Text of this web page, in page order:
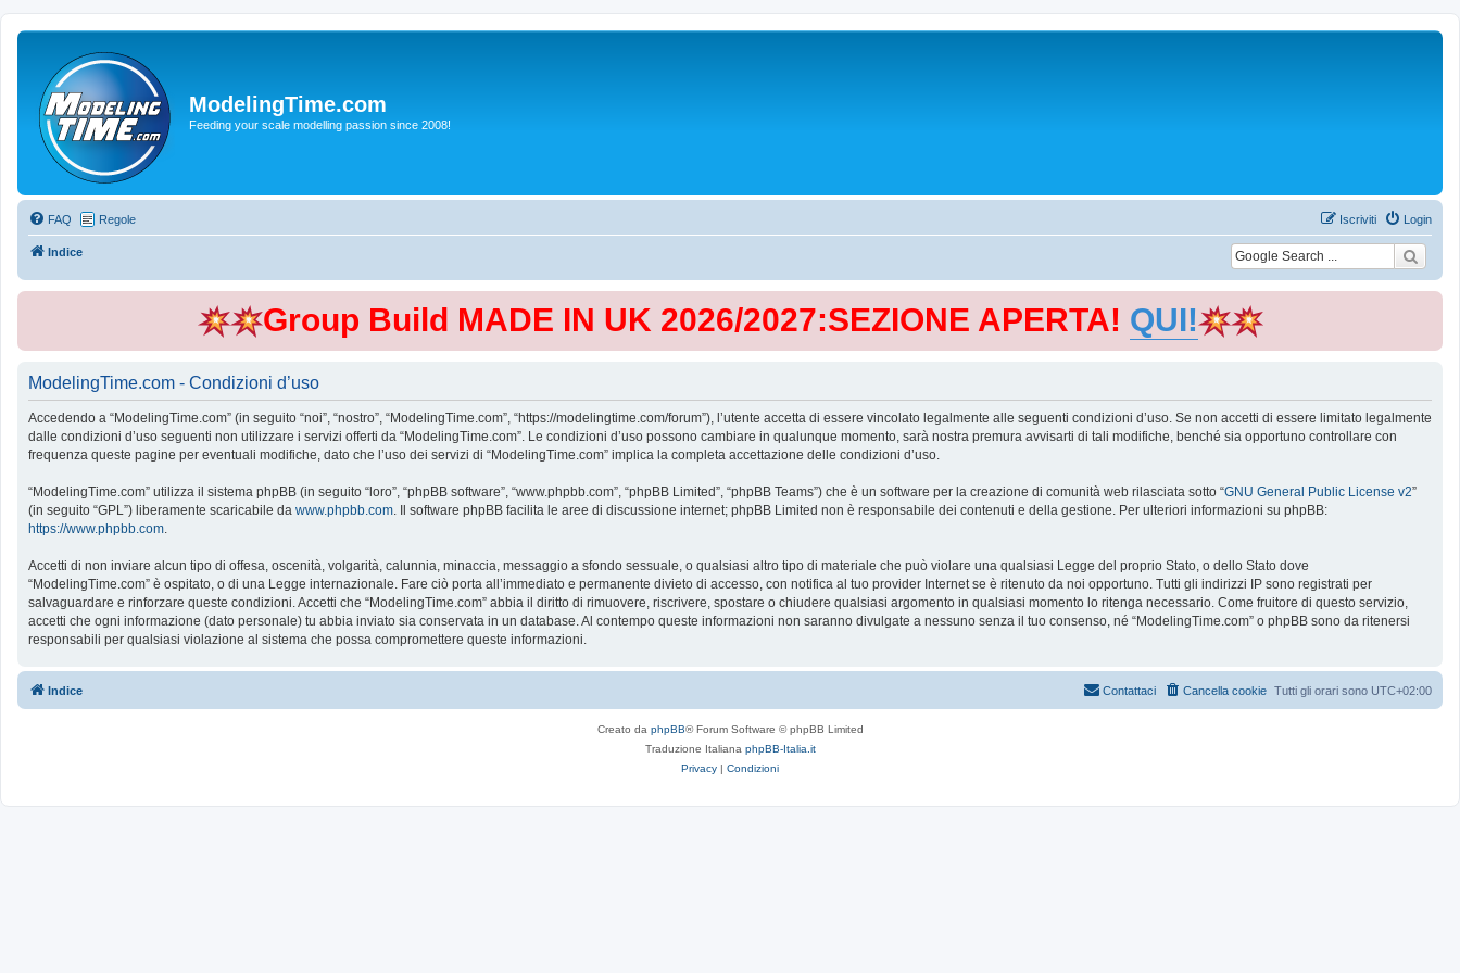
ModelingTime.com
Feeding your scale modelling passion since 2008!
FAQ Regole Login
Iscriviti
Indice
Group Build MADE IN UK 2026/2027:SEZIONE APERTA! QUI!
ModelingTime.com - Condizioni d’uso
Accedendo a “ModelingTime.com” (in seguito “noi”, “nostro”, “ModelingTime.com”, “https://modelingtime.com/forum”), l’utente accetta di essere vincolato legalmente alle seguenti condizioni d’uso. Se non accetti di essere limitato legalmente
dalle condizioni d’uso seguenti non utilizzare i servizi offerti da “ModelingTime.com”. Le condizioni d’uso possono cambiare in qualunque momento, sarà nostra premura avvisarti di tali modifiche, benché sia opportuno controllare con
frequenza queste pagine per eventuali modifiche, dato che l’uso dei servizi di “ModelingTime.com” implica la completa accettazione delle condizioni d’uso.
“ModelingTime.com” utilizza il sistema phpBB (in seguito “loro”, “phpBB software”, “www.phpbb.com”, “phpBB Limited”, “phpBB Teams”) che è un software per la creazione di comunità web rilasciata sotto “GNU General Public License v2”
(in seguito “GPL”) liberamente scaricabile da www.phpbb.com. Il software phpBB facilita le aree di discussione internet; phpBB Limited non è responsabile dei contenuti e della gestione. Per ulteriori informazioni su phpBB:
https://www.phpbb.com.
Accetti di non inviare alcun tipo di offesa, oscenità, volgarità, calunnia, minaccia, messaggio a sfondo sessuale, o qualsiasi altro tipo di materiale che può violare una qualsiasi Legge del proprio Stato, o dello Stato dove
“ModelingTime.com” è ospitato, o di una Legge internazionale. Fare ciò porta all’immediato e permanente divieto di accesso, con notifica al tuo provider Internet se è ritenuto da noi opportuno. Tutti gli indirizzi IP sono registrati per
salvaguardare e rinforzare queste condizioni. Accetti che “ModelingTime.com” abbia il diritto di rimuovere, riscrivere, spostare o chiudere qualsiasi argomento in qualsiasi momento lo ritenga necessario. Come fruitore di questo servizio,
accetti che ogni informazione (dato personale) tu abbia inviato sia conservata in un database. Al contempo queste informazioni non saranno divulgate a nessuno senza il tuo consenso, né “ModelingTime.com” o phpBB sono da ritenersi
responsabili per qualsiasi violazione al sistema che possa compromettere queste informazioni.
Indice Tutti gli orari sono UTC+02:00
Cancella cookie
Contattaci
Creato da phpBB® Forum Software © phpBB Limited
Traduzione Italiana phpBB-Italia.it
Privacy | Condizioni